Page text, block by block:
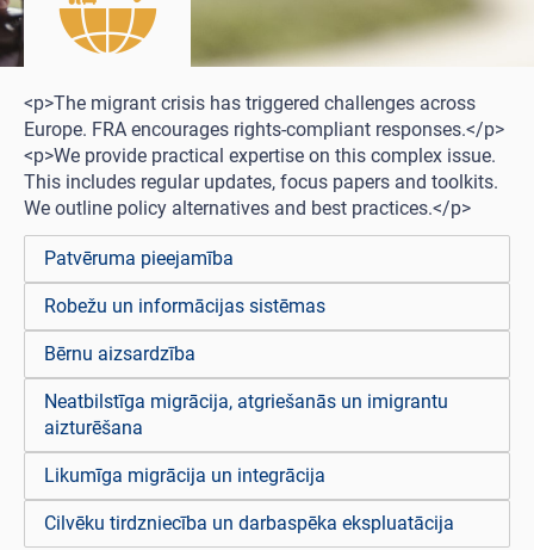
<p>The migrant crisis has triggered challenges across
Europe. FRA encourages rights-compliant responses.</p>
<p>We provide practical expertise on this complex issue.
This includes regular updates, focus papers and toolkits.
We outline policy alternatives and best practices.</p>
Patvēruma pieejamība
Robežu un informācijas sistēmas
Bērnu aizsardzība
Neatbilstīga migrācija, atgriešanās un imigrantu
aizturēšana
Likumīga migrācija un integrācija
Cilvēku tirdzniecība un darbaspēka ekspluatācija